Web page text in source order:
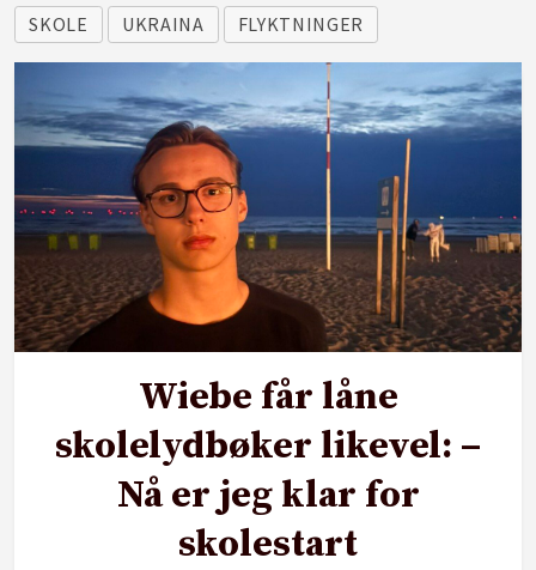
SKOLE UKRAINA FLYKTNINGER
Wiebe får låne
skolelydbøker likevel: –
Nå er jeg klar for
skolestart